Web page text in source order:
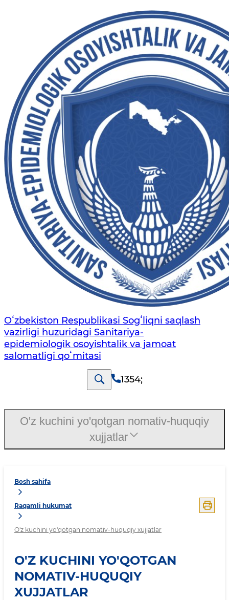
Oʻzbekiston Respublikasi Sogʻliqni saqlash
vazirligi huzuridagi Sanitariya-
epidemiologik osoyishtalik va jamoat
salomatligi qoʻmitasi
1354;
Bosh sahifa
Raqamli hukumat
O'z kuchini yo'qotgan nomativ-huquqiy xujjatlar
O'Z KUCHINI YO'QOTGAN
NOMATIV-HUQUQIY
XUJJATLAR
O'z kuchini yo'qotgan nomativ-huquqiy
xujjatlar